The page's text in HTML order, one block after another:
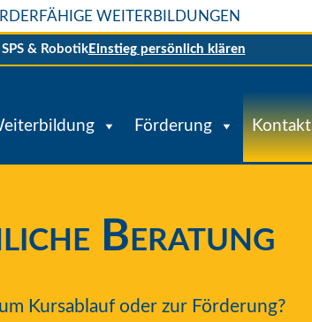
WEITERBILDUNGEN
& RobotikEinstieg persönlich klären
Förderung Kontakt
Beratung
Kursablauf oder zur Förderung?